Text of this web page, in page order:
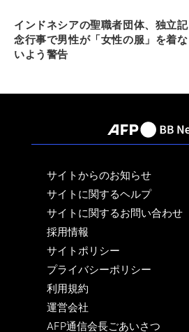
インドネシアの聖職者団体、独立記
念行事で男性が「女性の服」を着な
いよう警告
サイトからのお知らせ
サイトに関するヘルプ
サイトに関するお問い合わせ
採用情報
サイトポリシー
プライバシーポリシー
利用規約
運営会社
AFP通信会長ごあいさつ